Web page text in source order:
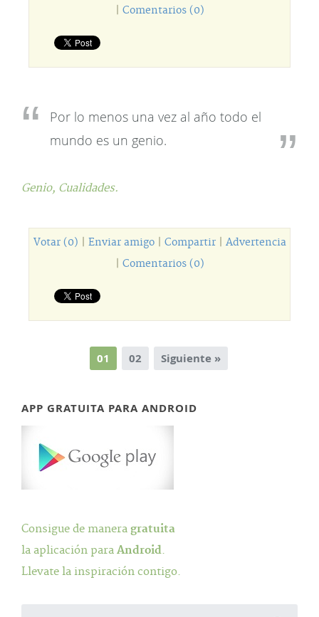
Comentarios (0)
Por lo menos una vez al año todo el
mundo es un genio.
Genio, Cualidades.
Votar (0) Enviar amigo| Compartir| Advertencia
Comentarios (0)
01 02 Siguiente »
APP GRATUITA PARA ANDROID
Consigue de manera gratuita
la aplicación para Android.
Llevate la inspiración contigo.